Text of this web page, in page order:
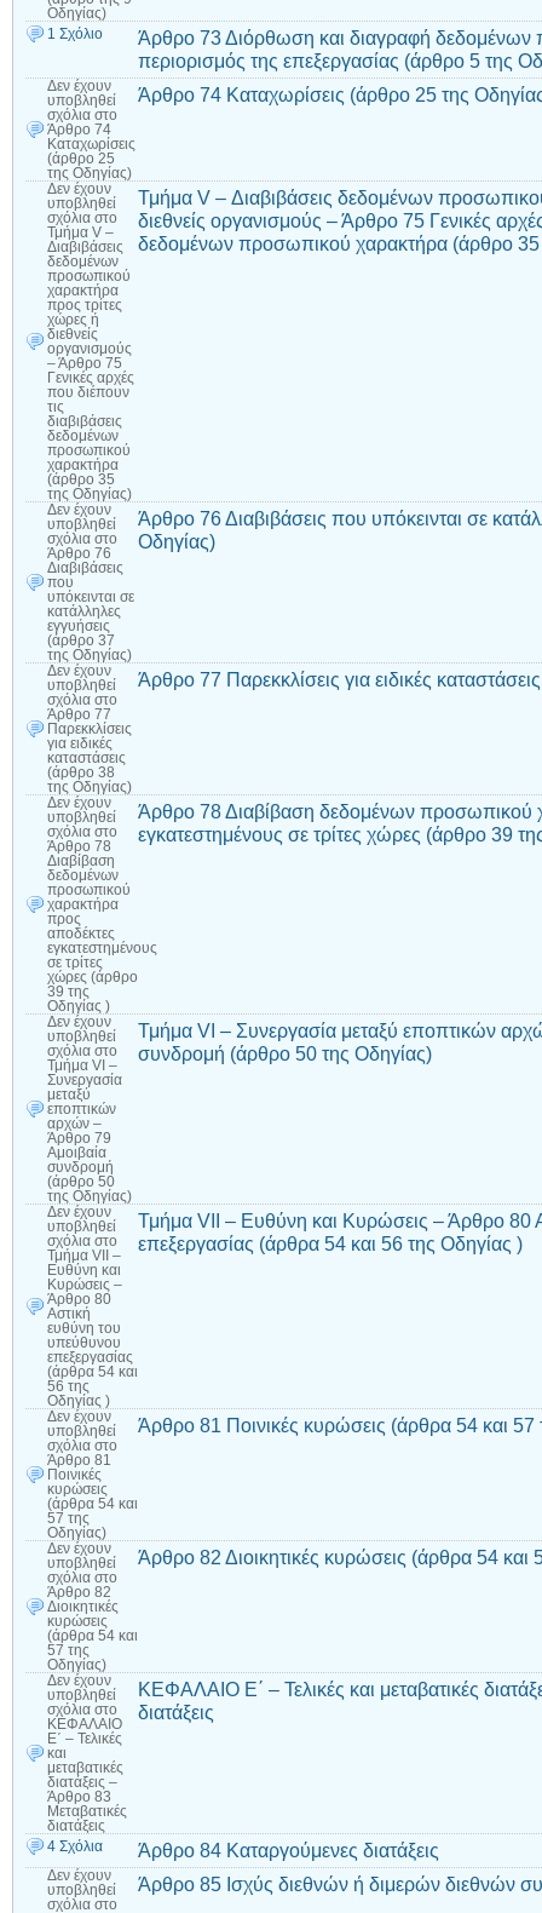
Οδηγίας)
1 Σχόλιο
Άρθρο 73 Διόρθωση και διαγραφή δεδομένων
περιορισμός της επεξεργασίας (άρθρο 5 της
Δεν έχουν
υποβληθεί
σχόλια στο
Άρθρο 74
Καταχωρίσεις
(άρθρο 25
της Οδηγίας)
Άρθρο 74 Καταχωρίσεις (άρθρο 25 της
Δεν έχουν
υποβληθεί
σχόλια στο
Τμήμα V –
Διαβιβάσεις
δεδομένων
προσωπικού
χαρακτήρα
προς τρίτες
χώρες ή
διεθνείς
οργανισμούς
– Άρθρο 75
Γενικές αρχές
που διέπουν
τις
διαβιβάσεις
δεδομένων
προσωπικού
χαρακτήρα
(άρθρο 35
της Οδηγίας)
Τμήμα V – Διαβιβάσεις δεδομένων
διεθνείς οργανισμούς – Άρθρο 75 Γενικές
δεδομένων προσωπικού χαρακτήρα (άρθρο 35
Δεν έχουν
υποβληθεί
σχόλια στο
Άρθρο 76
Διαβιβάσεις
που
υπόκεινται σε
κατάλληλες
εγγυήσεις
(άρθρο 37
της Οδηγίας)
Άρθρο 76 Διαβιβάσεις που υπόκεινται σε
Οδηγίας)
Δεν έχουν
υποβληθεί
σχόλια στο
Άρθρο 77
Παρεκκλίσεις
για ειδικές
καταστάσεις
(άρθρο 38
της Οδηγίας)
Άρθρο 77 Παρεκκλίσεις για ειδικές
Δεν έχουν
υποβληθεί
σχόλια στο
Άρθρο 78
Διαβίβαση
δεδομένων
προσωπικού
χαρακτήρα
προς
αποδέκτες
εγκατεστημένους
σε τρίτες
χώρες (άρθρο
39 της
Οδηγίας )
Άρθρο 78 Διαβίβαση δεδομένων προσωπικού
εγκατεστημένους σε τρίτες χώρες (άρθρο 39
Δεν έχουν
υποβληθεί
σχόλια στο
Τμήμα VI –
Συνεργασία
μεταξύ
εποπτικών
αρχών –
Άρθρο 79
Αμοιβαία
συνδρομή
(άρθρο 50
της Οδηγίας)
Τμήμα VI – Συνεργασία μεταξύ εποπτικών
συνδρομή (άρθρο 50 της Οδηγίας)
Δεν έχουν
υποβληθεί
σχόλια στο
Τμήμα VII –
Ευθύνη και
Κυρώσεις –
Άρθρο 80
Αστική
ευθύνη του
υπεύθυνου
επεξεργασίας
(άρθρα 54 και
56 της
Οδηγίας )
Τμήμα VII – Ευθύνη και Κυρώσεις – Άρθρο 80
επεξεργασίας (άρθρα 54 και 56 της Οδηγίας )
Δεν έχουν
υποβληθεί
σχόλια στο
Άρθρο 81
Ποινικές
κυρώσεις
(άρθρα 54 και
57 της
Οδηγίας)
Άρθρο 81 Ποινικές κυρώσεις (άρθρα 54 και 57
Δεν έχουν
υποβληθεί
σχόλια στο
Άρθρο 82
Διοικητικές
κυρώσεις
(άρθρα 54 και
57 της
Οδηγίας)
Άρθρο 82 Διοικητικές κυρώσεις (άρθρα 54 και
Δεν έχουν
υποβληθεί
σχόλια στο
ΚΕΦΑΛΑΙΟ
Ε΄ – Τελικές
και
μεταβατικές
διατάξεις –
Άρθρο 83
Μεταβατικές
διατάξεις
ΚΕΦΑΛΑΙΟ Ε΄ – Τελικές και μεταβατικές
διατάξεις
4 Σχόλια Άρθρο 84 Καταργούμενες διατάξεις
Δεν έχουν
υποβληθεί
σχόλια στο
Άρθρο 85 Ισχύς διεθνών ή διμερών διεθνών